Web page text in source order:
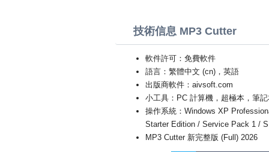
技術信息 MP3 Cutter
軟件許可：免費軟件
語言：繁體中文 (cn)，英語
出版商軟件：aivsoft.com
小工具：PC 計算機，超極本，筆
操作系統：Windows XP
Starter Edition / Service Pack 1 /
MP3 Cutter 新完整版 (Full) 2026